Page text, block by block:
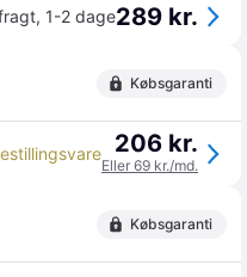
, 1-2 dage289 kr.
Købsgaranti
206 kr.
Eller 69 kr./md.
Købsgaranti